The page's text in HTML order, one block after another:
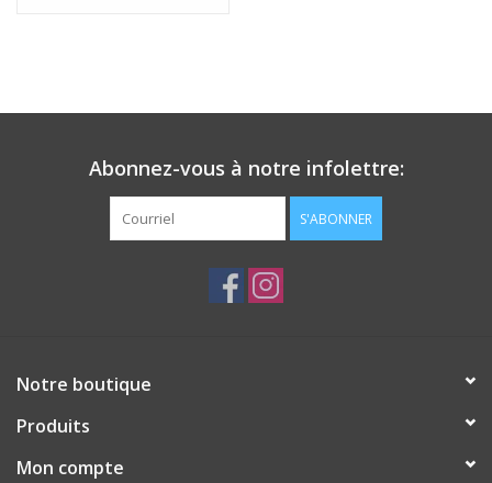
Abonnez-vous à notre infolettre:
S'ABONNER
Notre boutique
Produits
Mon compte